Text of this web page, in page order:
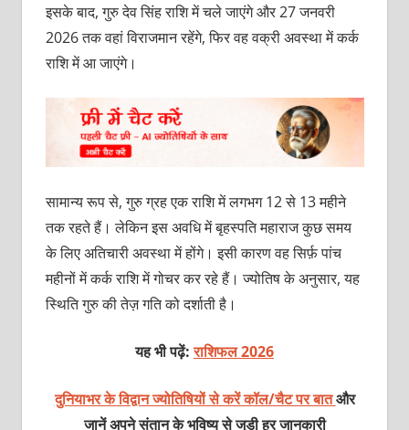
इसके बाद, गुरु देव सिंह राशि में चले जाएंगे और 27 जनवरी
2026 तक वहां विराजमान रहेंगे, फिर वह वक्री अवस्था में कर्क
राशि में आ जाएंगे।
सामान्य रूप से, गुरु ग्रह एक राशि में लगभग 12 से 13 महीने
तक रहते हैं। लेकिन इस अवधि में बृहस्पति महाराज कुछ समय
के लिए अतिचारी अवस्था में होंगे। इसी कारण वह सिर्फ़ पांच
महीनों में कर्क राशि में गोचर कर रहे हैं। ज्योतिष के अनुसार, यह
स्थिति गुरु की तेज़ गति को दर्शाती है।
यह भी पढ़ें:राशिफल 2026
दुनियाभर के विद्वान ज्योतिषियों से करें कॉल/चैट पर बातऔर
जानें अपने संतान के भविष्य से जुड़ी हर जानकारी